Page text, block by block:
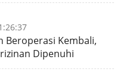
Beroperasi Kembali,
Dipenuhi